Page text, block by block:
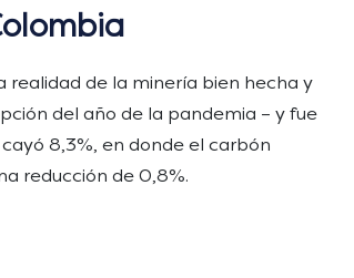
realidad de la minería bien hecha y
del año de la pandemia – y fue
8,3%, en donde el carbón
reducción de 0,8%.